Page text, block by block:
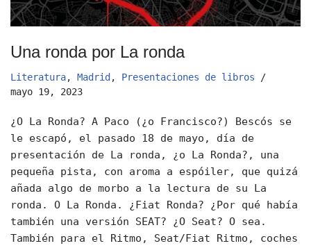
Una ronda por La ronda
Literatura, Madrid , Presentaciones de libros
mayo 19, 2023
¿O La Ronda? A Paco (¿o Francisco?) Bescós se
le escapó, el pasado 18 de mayo, día de
presentación de La ronda, ¿o La Ronda?, una
pequeña pista, con aroma a espóiler, que quizá
añada algo de morbo a la lectura de su La
ronda. O La Ronda. ¿Fiat Ronda? ¿Por qué había
también una versión SEAT? ¿O Seat? O sea.
También para el Ritmo, Seat/Fiat Ritmo, coches